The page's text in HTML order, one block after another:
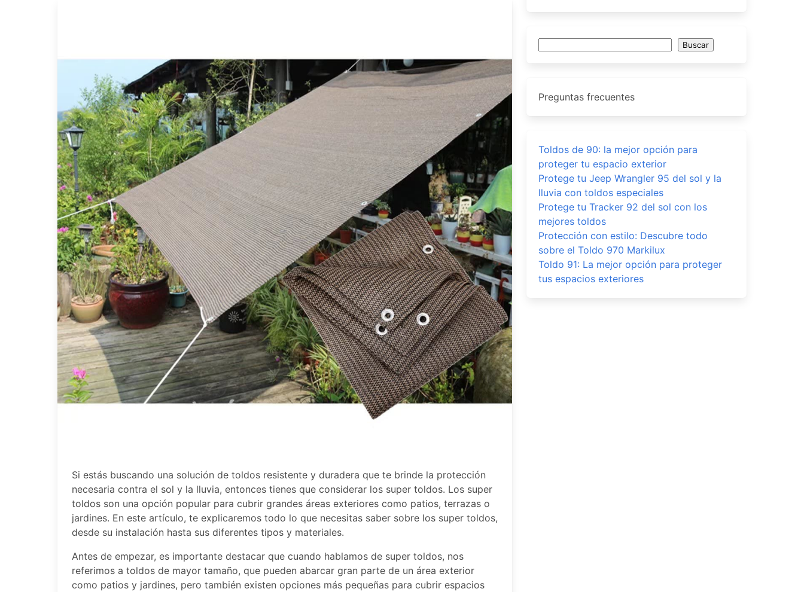
Si estás buscando una solución de toldos resistente y duradera que te brinde la protección
necesaria contra el sol y la lluvia, entonces tienes que considerar los super toldos. Los super
toldos son una opción popular para cubrir grandes áreas exteriores como patios, terrazas o
jardines. En este artículo, te explicaremos todo lo que necesitas saber sobre los super toldos,
desde su instalación hasta sus diferentes tipos y materiales.
Antes de empezar, es importante destacar que cuando hablamos de super toldos, nos
referimos a toldos de mayor tamaño, que pueden abarcar gran parte de un área exterior
como patios y jardines, pero también existen opciones más pequeñas para cubrir espacios
Buscar
Preguntas frecuentes
Toldos de 90: la mejor opción para
proteger tu espacio exterior
Protege tu Jeep Wrangler 95 del sol y la
lluvia con toldos especiales
Protege tu Tracker 92 del sol con los
mejores toldos
Protección con estilo: Descubre todo
sobre el Toldo 970 Markilux
Toldo 91: La mejor opción para proteger
tus espacios exteriores